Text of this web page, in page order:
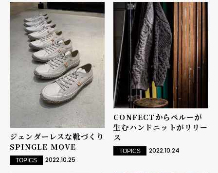
ジェンダーレスな靴づくり
SPINGLE MOVE
TOPICS 2022.10.25
CONFECTからペルーが
生むハンドニットがリリー
ス
TOPICS 2022.10.24